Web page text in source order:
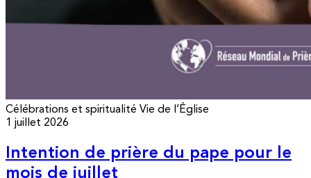
Célébrations et spiritualité Vie de l’Église
1 juillet 2026
Intention de prière du pape pour le
mois de juillet